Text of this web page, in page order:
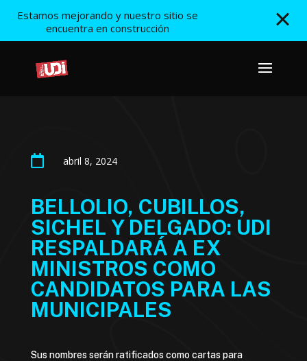
Estamos mejorando y nuestro sitio se
encuentra en construcción
 abril 8, 2024
BELLOLIO, CUBILLOS,
SICHEL Y DELGADO: UDI
RESPALDARÁ A EX
MINISTROS COMO
CANDIDATOS PARA LAS
MUNICIPALES
Sus nombres serán ratificados como cartas para